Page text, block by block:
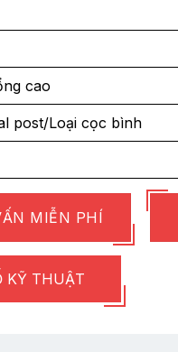
cao
post/Loại cọc bình
MIỄN PHÍ
KỸ THUẬT